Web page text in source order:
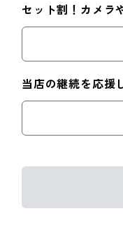
セット割！カメラ
当店の継続を応援